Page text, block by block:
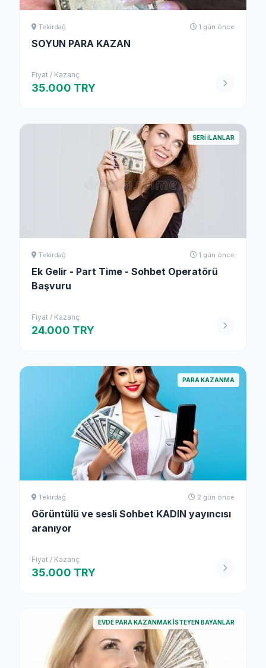
Tekirdağ 1 gün önce
SOYUN PARA KAZAN
Fiyat / Kazanç
35.000 TRY
SERI ILANLAR
Tekirdağ 1 gün önce
Ek Gelir - Part Time - Sohbet Operatörü
Başvuru
Fiyat / Kazanç
24.000 TRY
PARA KAZANMA
Tekirdağ 2 gün önce
Görüntülü ve sesli Sohbet KADIN yayıncısı
aranıyor
Fiyat / Kazanç
35.000 TRY
EVDE PARA KAZANMAK İSTEYEN BAYANLAR